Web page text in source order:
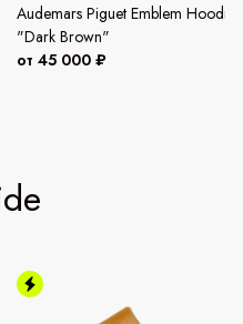
Audemars Piguet Emblem Hoodie
"Dark Brown"
от 45 000 ₽